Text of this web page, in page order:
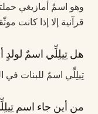
وهو اسمٌ أمازيغي
قرآنية إلا إذا كانت
هل تِيلِلِّي اسمٌ لولدٍ
تِيلِلِّي اسمٌ للبنات في
من أين جاء اسم